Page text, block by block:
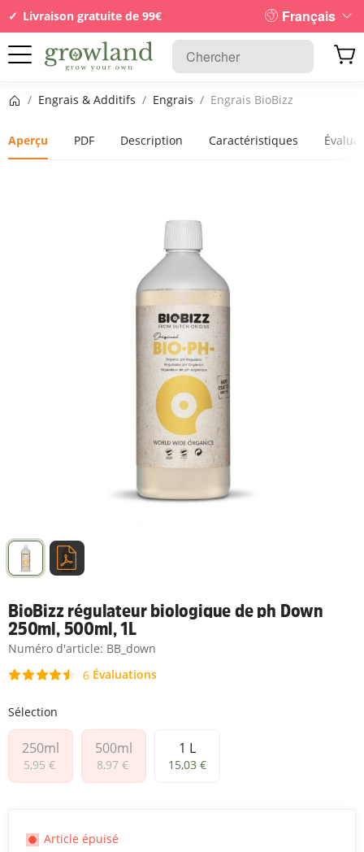
Livraison gratuite de 99€ Français
Page d’accueil
/ Engrais & Additifs / Engrais / Engrais BioBizz
Aperçu PDF Description Caractéristiques
BioBizz régulateur biologique de ph Down
250ml, 500ml, 1L
Numéro d'article: BB_down
6Évaluations
Sélection
250ml
250ml
5,95 €
500ml
500ml
8,97 €
1 L
1 L
15,03 €
Article épuisé